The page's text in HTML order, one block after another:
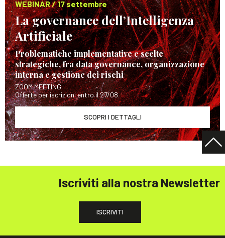
WEBINAR / 17 settembre
La governance dell’Intelligenza
Artificiale
Problematiche implementative e scelte
strategiche, fra data governance, organizzazione
interna e gestione dei rischi
ZOOM MEETING
Offerte per iscrizioni entro il 27/08
SCOPRI I DETTAGLI
Iscriviti alla nostra Newsletter
ISCRIVITI